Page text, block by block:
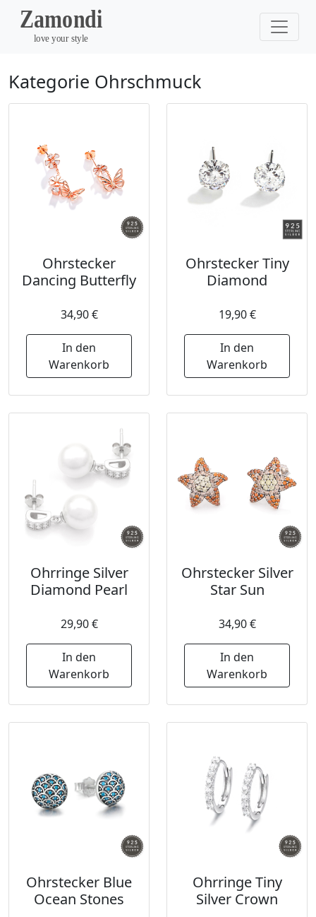
Kategorie Ohrschmuck
Ohrstecker
Dancing Butterfly
34,90 €
In den
Warenkorb
Ohrstecker Tiny
Diamond
19,90 €
In den
Warenkorb
Ohrringe Silver
Diamond Pearl
29,90 €
In den
Warenkorb
Ohrstecker Silver
Star Sun
34,90 €
In den
Warenkorb
Ohrstecker Blue
Ocean Stones
Ohrringe Tiny
Silver Crown